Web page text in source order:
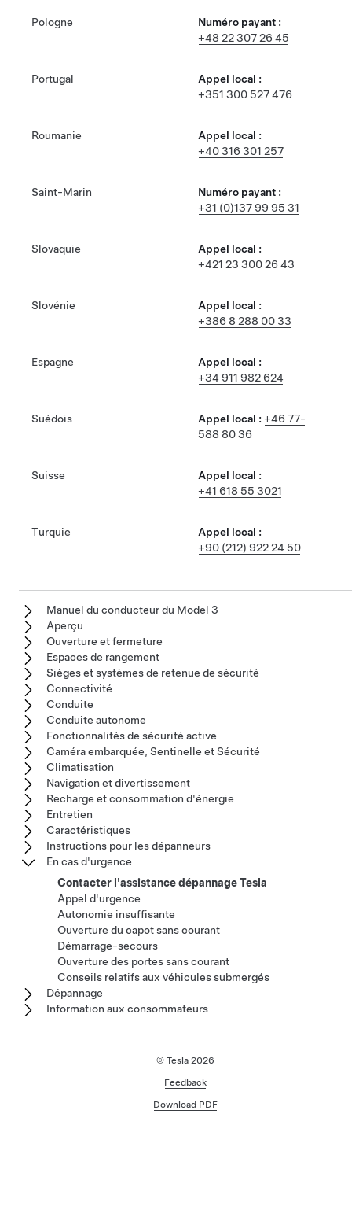
Pologne
Numéro payant :
+48 22 307 26 45
Portugal
Appel local :
+351 300 527 476
Roumanie
Appel local :
+40 316 301 257
Saint-Marin
Numéro payant :
+31 (0)137 99 95 31
Slovaquie
Appel local :
+421 23 300 26 43
Slovénie
Appel local :
+386 8 288 00 33
Espagne
Appel local :
+34 911 982 624
Suédois Appel local : +46 77-
588 80 36
Suisse
Appel local :
+41 618 55 3021
Turquie
Appel local :
+90 (212) 922 24 50
Manuel du conducteur du Model 3
Aperçu
Ouverture et fermeture
Espaces de rangement
Sièges et systèmes de retenue de sécurité
Connectivité
Conduite
Conduite autonome
Fonctionnalités de sécurité active
Caméra embarquée, Sentinelle et Sécurité
Climatisation
Navigation et divertissement
Recharge et consommation d'énergie
Entretien
Caractéristiques
Instructions pour les dépanneurs
En cas d'urgence
Contacter l'assistance dépannage Tesla
Appel d'urgence
Autonomie insuffisante
Ouverture du capot sans courant
Démarrage-secours
Ouverture des portes sans courant
Conseils relatifs aux véhicules submergés
Dépannage
Information aux consommateurs
© Tesla 2026
Feedback
Download PDF